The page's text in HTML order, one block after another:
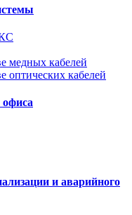
медных кабелей
оптических кабелей
офиса
и аварийного